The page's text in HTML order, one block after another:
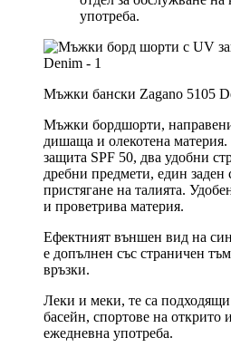
употреба.
Мъжки бански Zagano 5105
Мъжки бордшорти,
дишаща и олекотена
защита SPF 50, два удобни
дребни предмети, един заден
пристягане на талията.
и проветрива материя.
Ефектният външен вид на
е допълнен със страничен
връзки.
Леки и меки, те са
басейн, спортове на открито
ежедневна употреба.